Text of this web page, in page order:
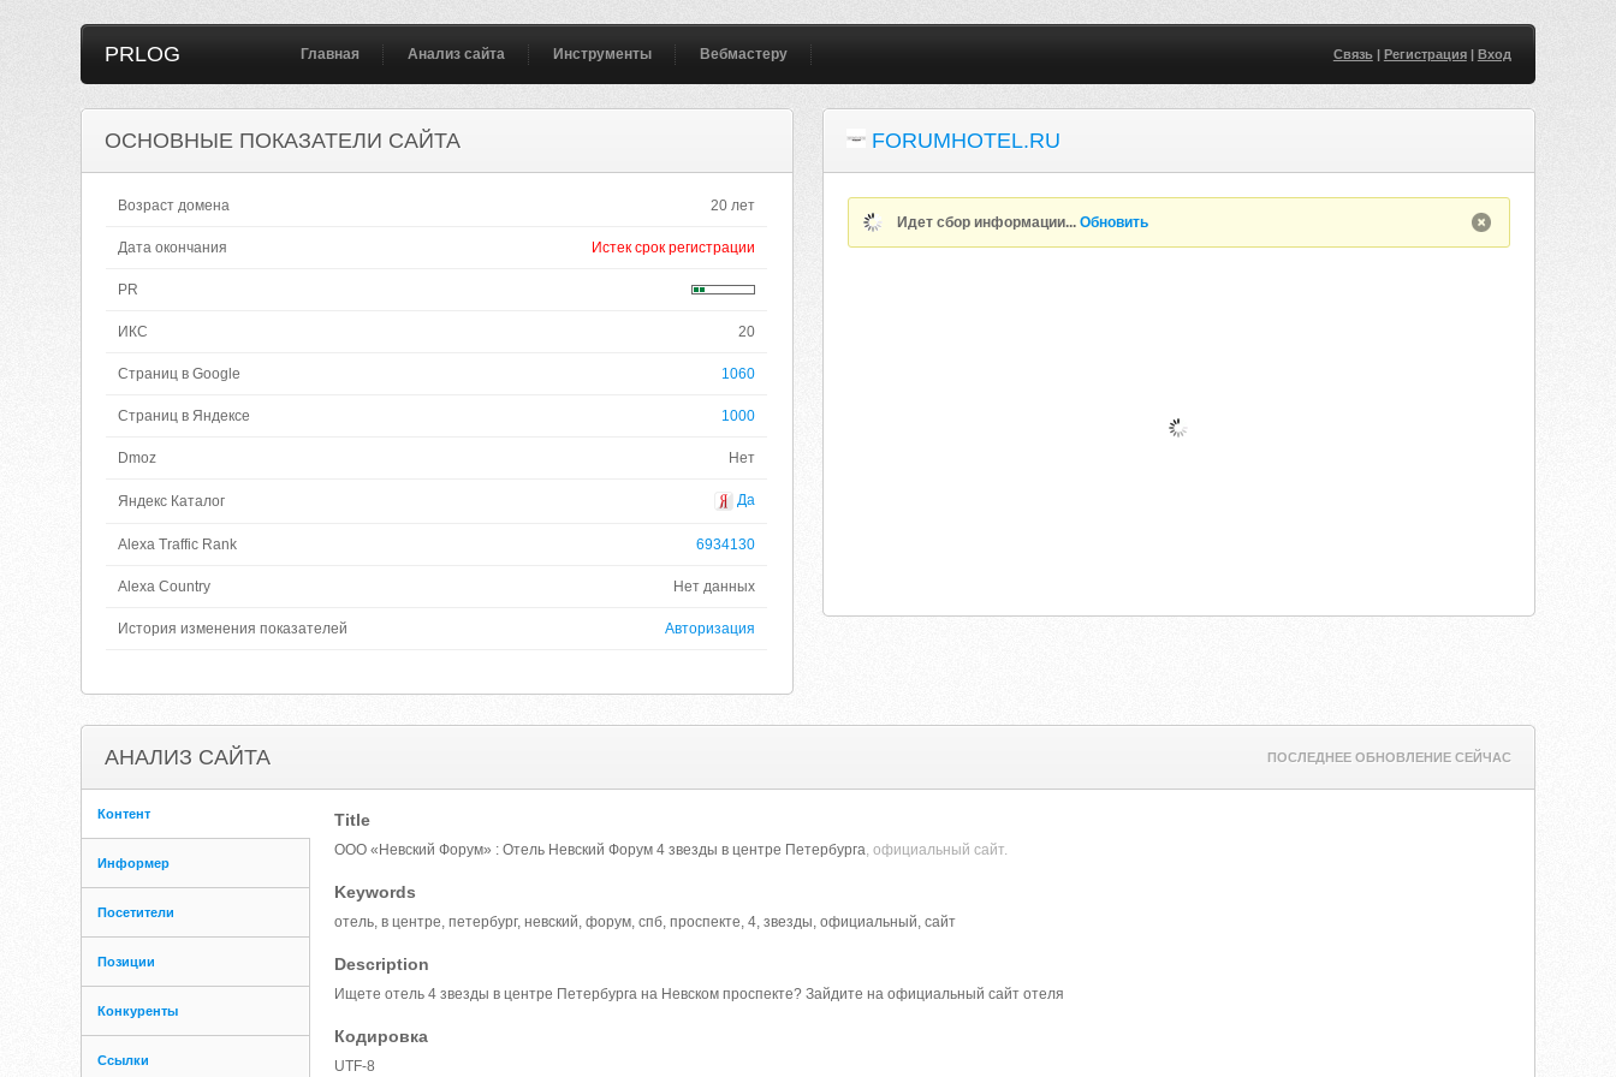
PRLOG Главная Анализ сайта Инструменты Вебмастеру Связь| Регистрация| Вход
ОСНОВНЫЕ ПОКАЗАТЕЛИ САЙТА
Возраст домена 20 лет
Дата окончания Истек срок регистрации
PR
ИКС 20
Страниц в Google 1060
Страниц в Яндексе 1000
Dmoz Нет
Яндекс Каталог Да
Alexa Traffic Rank 6934130
Alexa Country Нет данных
История изменения показателей Авторизация
FORUMHOTEL.RU
Идет сбор информации...Обновить
АНАЛИЗ САЙТА ПОСЛЕДНЕЕ ОБНОВЛЕНИЕ СЕЙЧАС
Контент
Информер
Посетители
Позиции
Конкуренты
Ссылки
Title
ООО «Невский Форум» : Отель Невский Форум 4 звезды в центре Петербурга, официальный сайт.
Keywords
отель, в центре, петербург, невский, форум, спб, проспекте, 4, звезды, официальный, сайт
Description
Ищете отель 4 звезды в центре Петербурга на Невском проспекте? Зайдите на официальный сайт отеля
Кодировка
UTF-8